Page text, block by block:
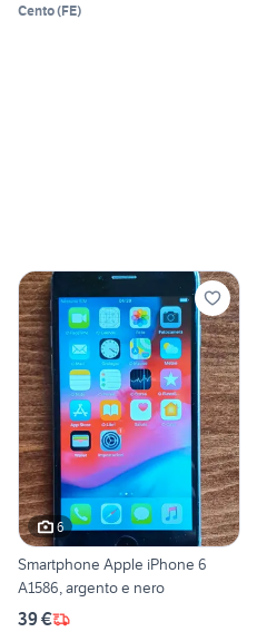
Cento(FE)
6
Smartphone Apple iPhone 6
A1586, argento e nero
39 €